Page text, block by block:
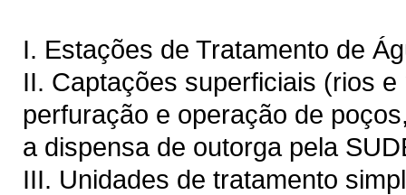
I. Estações de Tratamento de
II. Captações superficiais (rios
perfuração e operação de
a dispensa de outorga pela
III. Unidades de tratamento